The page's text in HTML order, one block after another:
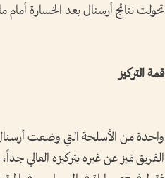
تحولت نتائج أرسنال بعد الخسارة أمام
قمة التركيز